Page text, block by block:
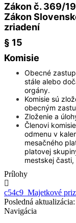
Zákon č. 369/
Zákon
zriadení
§ 15
Komisie
Obecné
stále alebo
orgány.
Komisie sú
obecným
Zloženie a
Členovi
odmenu v
mesačného
platovej
mestskej
Prílohy
c54c9_Majetkové
Posledná
Navigácia